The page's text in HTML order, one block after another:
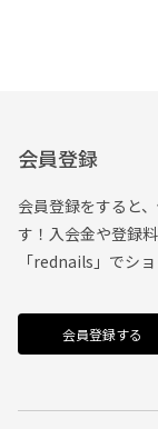
会員登録
会員登録をすると
す！入会金や登録
「rednails」でシ
会員登録する